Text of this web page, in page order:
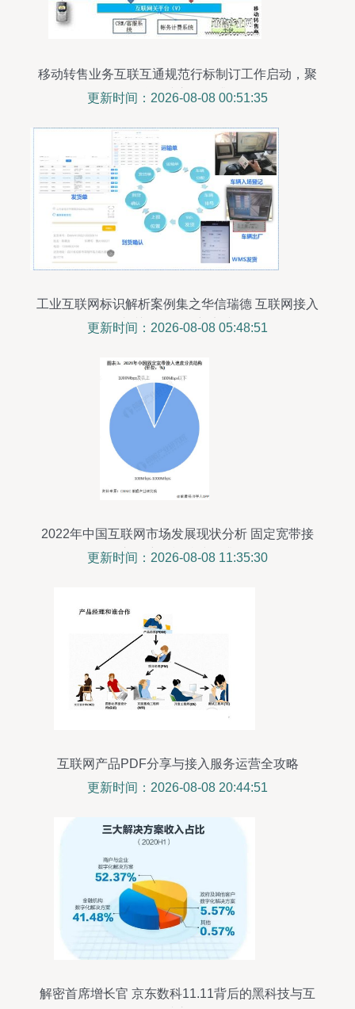
移动转售业务互联互通规范行标制订工作启动，聚
焦互联网接入服务升级
更新时间：2026-08-08 00:51:35
工业互联网标识解析案例集之华信瑞德 互联网接入
相关服务的创新实践
更新时间：2026-08-08 05:48:51
2022年中国互联网市场发展现状分析 固定宽带接
入用户规模持续提升
更新时间：2026-08-08 11:35:30
互联网产品PDF分享与接入服务运营全攻略
更新时间：2026-08-08 20:44:51
解密首席增长官 京东数科11.11背后的黑科技与互